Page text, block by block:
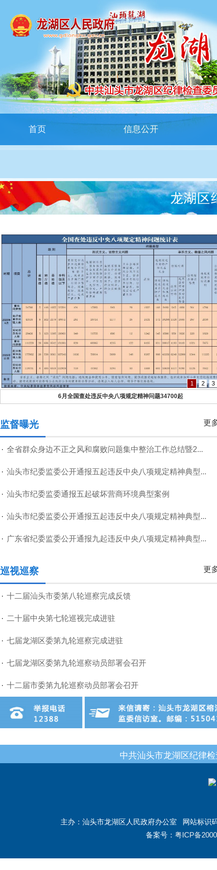
首页 信息公开
3
2
1
6月全国查处违反中央八项规定精神问题34700起
监督曝光 更
全省群众身边不正之风和腐败问题集中整治工作总结暨2...
汕头市纪委监委公开通报五起违反中央八项规定精神典型...
汕头市纪委监委通报五起破坏营商环境典型案例
汕头市纪委监委公开通报五起违反中央八项规定精神典型...
广东省纪委监委公开通报九起违反中央八项规定精神典型...
巡视巡察 更
十二届汕头市委第八轮巡察完成反馈
二十届中央第七轮巡视完成进驻
七届龙湖区委第九轮巡察完成进驻
七届龙湖区委第九轮巡察动员部署会召开
十二届市委第九轮巡察动员部署会召开
中共汕头市龙湖区纪律
主办：汕头市龙湖区人民政府办公室
网站标识
备案号： 粤ICP备